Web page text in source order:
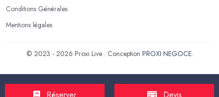
Conditions Générales
Mentions légales
© 2023 - 2026 Proxi Live . Conception PROXI NEGOCE.